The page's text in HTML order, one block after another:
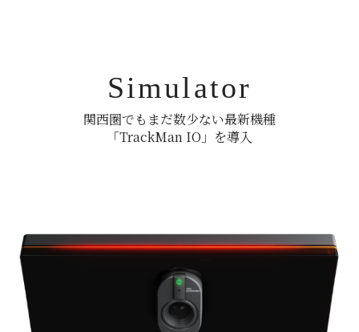
Simulator
関西圏でもまだ数少ない最新機種
「TrackMan IO」を導入